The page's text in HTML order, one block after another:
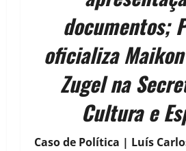
documentos;
oficializa
Zugel na
Cultura e
Caso de Política | Luís